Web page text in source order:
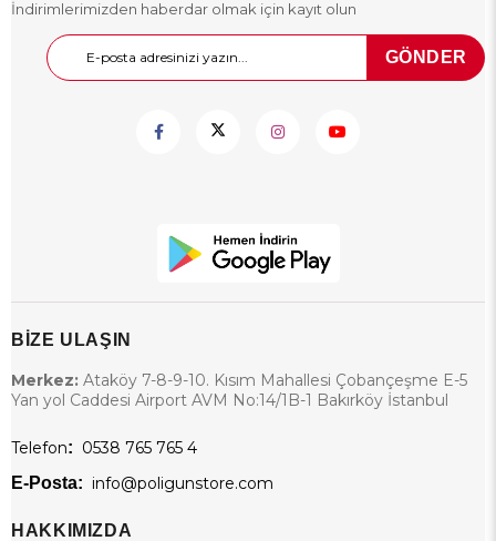
İndirimlerimizden haberdar olmak için kayıt olun
GÖNDER
BİZE ULAŞIN
Merkez: Ataköy 7-8-9-10. Kısım Mahallesi Çobançeşme E-5
Yan yol Caddesi Airport AVM No:14/1B-1 Bakırköy İstanbul
Telefon: 0538 765 765 4
E-Posta: info@poligunstore.com
HAKKIMIZDA